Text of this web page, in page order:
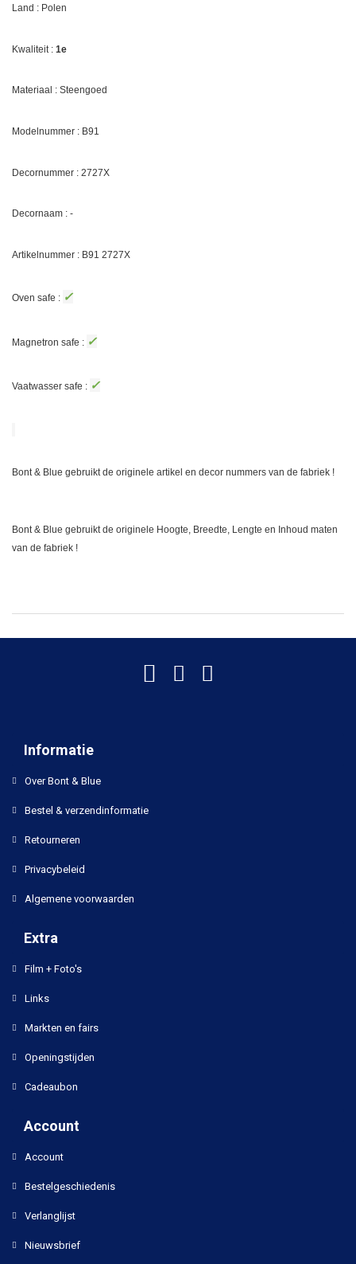
Land : Polen
Kwaliteit : 1e
Materiaal : Steengoed
Modelnummer : B91
Decornummer : 2727X
Decornaam : -
Artikelnummer : B91 2727X
Oven safe : ✓
Magnetron safe : ✓
Vaatwasser safe : ✓
Bont & Blue gebruikt de originele artikel en decor nummers van de fabriek !
Bont & Blue gebruikt de originele Hoogte, Breedte, Lengte en Inhoud maten
van de fabriek !
Informatie
Over Bont & Blue
Bestel & verzendinformatie
Retourneren
Privacybeleid
Algemene voorwaarden
Extra
Film + Foto's
Links
Markten en fairs
Openingstijden
Cadeaubon
Account
Account
Bestelgeschiedenis
Verlanglijst
Nieuwsbrief